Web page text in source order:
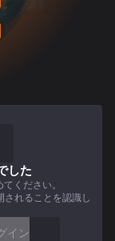
した
ください。
れることを認識し
イン